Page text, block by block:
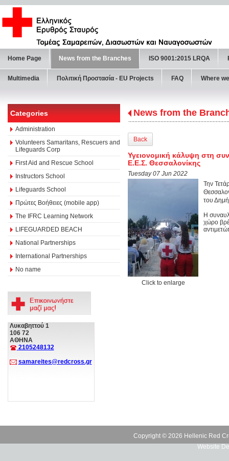
Home Page News from the Branches ISO 9001:2015 LRQA
Multimedia Πολιτική Προστασία - ΕU Projects FAQ Where
Categories
Administration
Volunteers Samaritans, Rescuers and
Lifeguards Corp
First Aid and Rescue School
Instructors School
Lifeguards School
Πρώτες Βοήθειες (mobile app)
The IFRC Learning Network
LIFEGUARDED BEACH
National Partnerships
International Partnerships
No name
Λυκαβηττού 1
106 72
ΑΘΗΝΑ
2105248132
samareites@redcross.gr
News from the
Back
Υγειονομική κάλυψη στη
Ε.Ε.Σ. Θεσσαλονίκης
Tuesday 07 Jun 2022
Click to enlarge
Την
του
Η
χώρο
Copyright © 2026 Hellenic Red
Website